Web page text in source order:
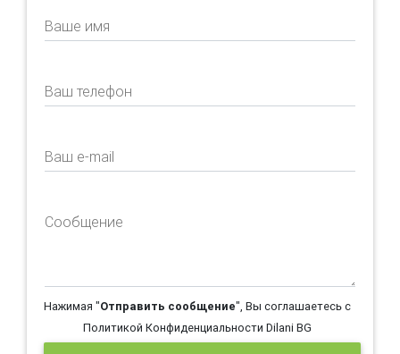
Ваше имя
Ваш телефон
Ваш e-mail
Сообщение
Нажимая "Отправить сообщение", Вы соглашаетесь с
Политикой Конфиденциальности Dilani BG